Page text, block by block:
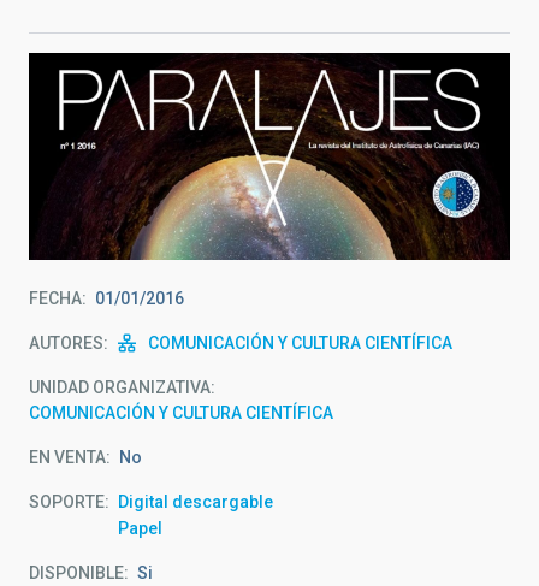
la
navegación
FECHA 01/01/2016
AUTORES COMUNICACIÓN Y CULTURA CIENTÍFICA
UNIDAD ORGANIZATIVA
COMUNICACIÓN Y CULTURA CIENTÍFICA
EN VENTA No
SOPORTE
Digital descargable
Papel
DISPONIBLE Si